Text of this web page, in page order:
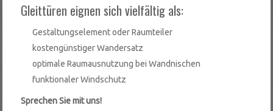
Gleittüren eignen sich vielfältig als:
Gestaltungselement oder Raumteiler
kostengünstiger Wandersatz
optimale Raumausnutzung bei Wandnischen
funktionaler Windschutz
Sprechen Sie mit uns!